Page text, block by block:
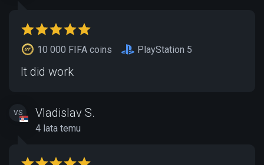
10 000 FIFA coins PlayStation 5
It did work
VS Vladislav S.
4 lata temu